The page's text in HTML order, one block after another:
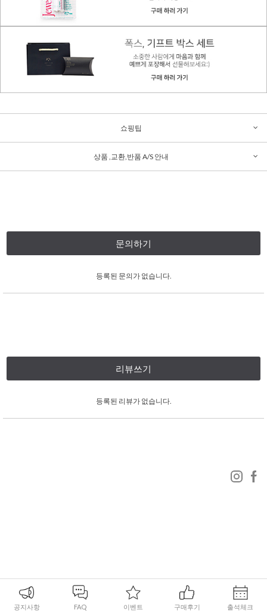
쇼핑팁
상품 ,교환,반품 A/S 안내
문의하기
등록된 문의가 없습니다.
리뷰쓰기
등록된 리뷰가 없습니다.
공지사항 FAQ 이벤트 구매후기 출석체크